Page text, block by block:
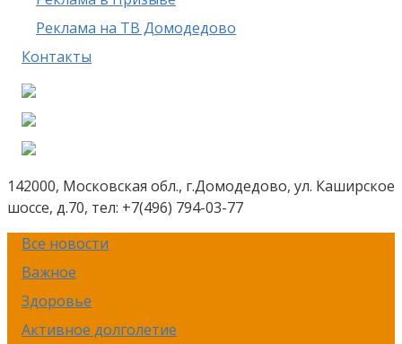
Реклама на ТВ Домодедово
Контакты
142000, Московская обл., г.Домодедово, ул. Каширское
шоссе, д.70, тел: +7(496) 794-03-77
Все новости
Важное
Здоровье
Активное долголетие